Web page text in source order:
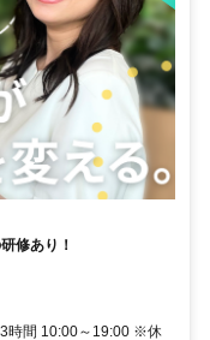
修あり！
時間 10:00～19:00 ※休